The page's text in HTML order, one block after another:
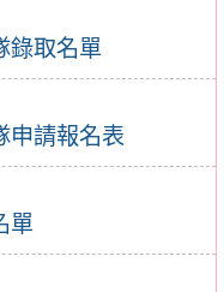
錄取名單
申請報名表
單